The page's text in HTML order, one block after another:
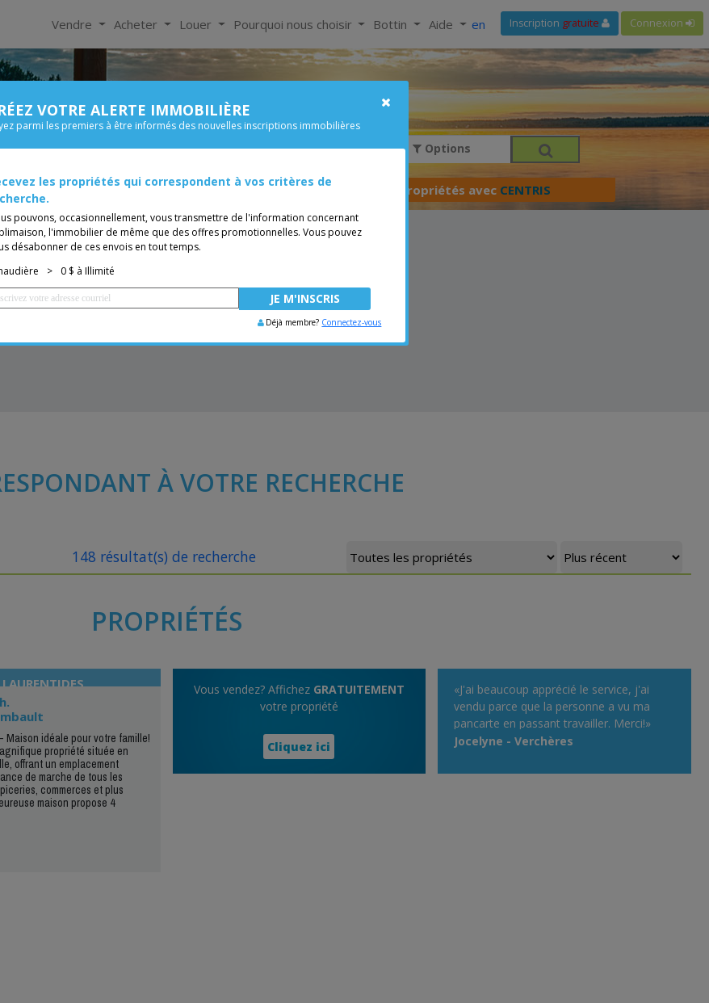
Vendre Acheter Louer Pourquoi nous choisir Bottin Aide en Inscription gratuite Connexion
Louer
Chambre
Prix Options
0$ Bungalow
Vous êtes courtier, transférer vos propriétés avec CENTRIS
À VOTRE RECHERCHE
148 résultat(s) de recherche
PROPRIÉTÉS
Maison idéale pour votre famille!
propriété située en
offrant un emplacement
de marche de tous les
commerces et plus
maison propose 4
Vous vendez? Affichez GRATUITEMENT
votre propriété
Cliquez ici
«J'ai beaucoup apprécié le service, j'ai
vendu parce que la personne a vu ma
pancarte en passant travailler. Merci!»
Jocelyne - Verchères
VOTRE ALERTE IMMOBILIÈRE
parmi les premiers à être informés des nouvelles inscriptions immobilières
les propriétés qui correspondent à vos critères de
pouvons, occasionnellement, vous transmettre de l'information concernant
l'immobilier de même que des offres promotionnelles. Vous pouvez
désabonner de ces envois en tout temps.
> 0 $ à Illimité
Déjà membre? Connectez-vous